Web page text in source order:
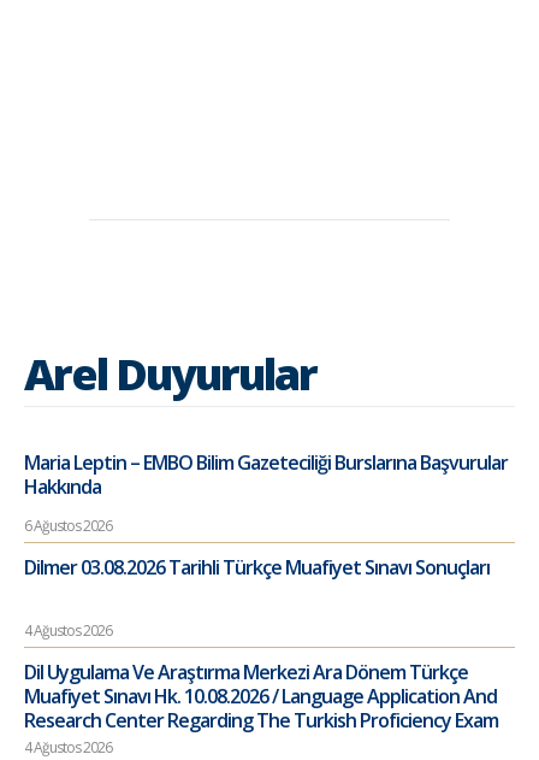
Arel Duyurular
Maria Leptin – EMBO Bilim Gazeteciliği Burslarına Başvurular
Hakkında
6 Ağustos 2026
Dilmer 03.08.2026 Tarihli Türkçe Muafiyet Sınavı Sonuçları
4 Ağustos 2026
Dil Uygulama Ve Araştırma Merkezi Ara Dönem Türkçe
Muafiyet Sınavı Hk. 10.08.2026 / Language Application And
Research Center Regarding The Turkish Proficiency Exam
4 Ağustos 2026